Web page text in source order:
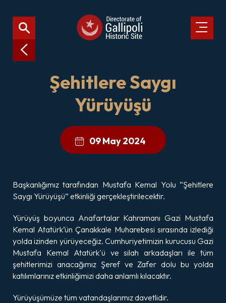
Şehitlere Saygı
Yürüyüşü
09 May 2024
Başkanlığımız tarafından Mustafa Kemal Yolu “Şehitlere
Saygı Yürüyüşü” etkinliği gerçekleştirilecektir.
Yürüyüş boyunca Anafartalar Kahramanı Gazi Mustafa
Kemal Atatürk’ün Çanakkale Muharebesi sırasında izlediği
yolda izinden yürüyeceğiz. Cumhuriyetimizin kurucusu Gazi
Mustafa Kemal Atatürk'ü ve silah arkadaşları ile tüm
şehitlerimizi anacağımız Şeref ve Zafer dolu bu yolda
katılımlarınız etkinliğimizi daha anlamlı kılacaktır.
Yürüyüşümüze tüm vatandaşlarımız davetlidir.